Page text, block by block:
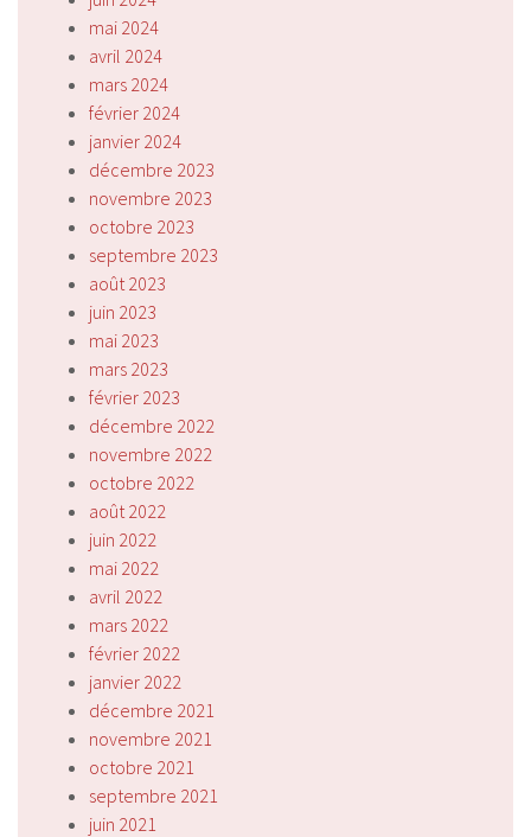
mai 2024
avril 2024
mars 2024
février 2024
janvier 2024
décembre 2023
novembre 2023
octobre 2023
septembre 2023
août 2023
juin 2023
mai 2023
mars 2023
février 2023
décembre 2022
novembre 2022
octobre 2022
août 2022
juin 2022
mai 2022
avril 2022
mars 2022
février 2022
janvier 2022
décembre 2021
novembre 2021
octobre 2021
septembre 2021
juin 2021